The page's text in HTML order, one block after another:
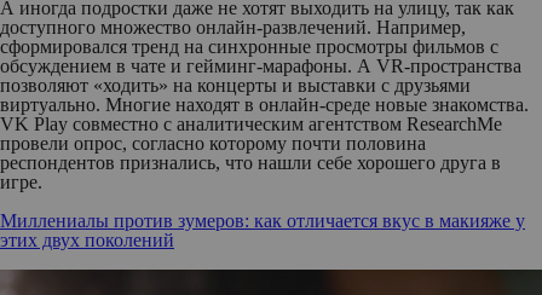
А иногда подростки даже не хотят выходить на улицу, так как
доступного множество онлайн-развлечений. Например,
сформировался тренд на синхронные просмотры фильмов с
обсуждением в чате и гейминг-марафоны. А VR-пространства
позволяют «ходить» на концерты и выставки с друзьями
виртуально. Многие находят в онлайн-среде новые знакомства.
VK Play совместно с аналитическим агентством ResearchMe
провели опрос, согласно которому почти половина
респондентов признались, что нашли себе хорошего друга в
игре.
Миллениалы против зумеров: как отличается вкус в макияже у
этих двух поколений